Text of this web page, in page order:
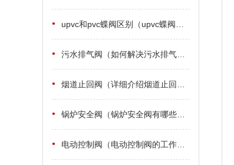
• upvc和pvc蝶阀区别（upvc蝶阀和pvc蝶阀有什么区别）
• 污水排气阀（如何解决污水排气阀里面的浮渣）
• 烟道止回阀（详细介绍烟道止回阀种类及安装事项）
• 锅炉安全阀（锅炉安全阀有哪些详细标准）
• 电动控制阀（电动控制阀的工作原理）